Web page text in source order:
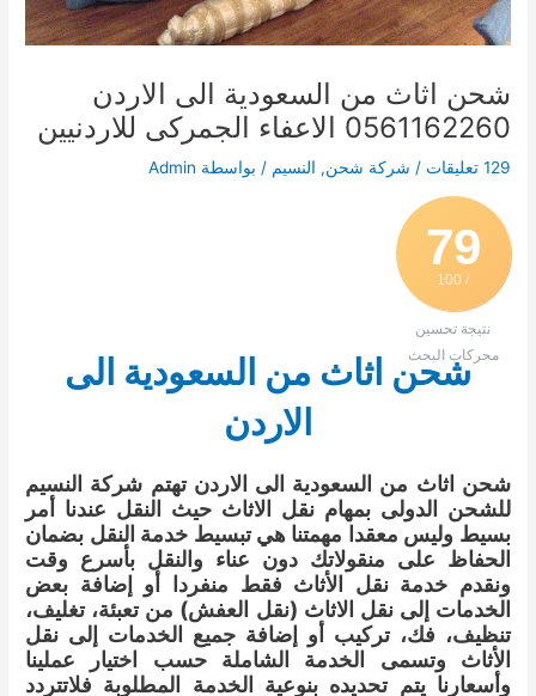
شحن اثاث من السعودية الى الاردن
0561162260 الاعفاء الجمركى للاردنيين
129 تعليقات / شركة شحن, النسيم / بواسطة Admin
79
/ 100
نتيجة تحسين
محركات البحث
شحن اثاث من السعودية الى
الاردن
شحن اثاث من السعودية الى الاردن تهتم شركة النسيم
للشحن الدولى بمهام نقل الاثاث حيث النقل عندنا أمر
بسيط وليس معقدا مهمتنا هي تبسيط خدمة النقل بضمان
الحفاظ على منقولاتك دون عناء والنقل بأسرع وقت
ونقدم خدمة نقل الأثاث فقط منفردا أو إضافة بعض
الخدمات إلى نقل الاثاث (نقل العفش) من تعبئة، تغليف،
تنظيف، فك، تركيب أو إضافة جميع الخدمات إلى نقل
الأثاث وتسمى الخدمة الشاملة حسب اختيار عملينا
وأسعارنا يتم تحديده بنوعية الخدمة المطلوبة فلاتتردد